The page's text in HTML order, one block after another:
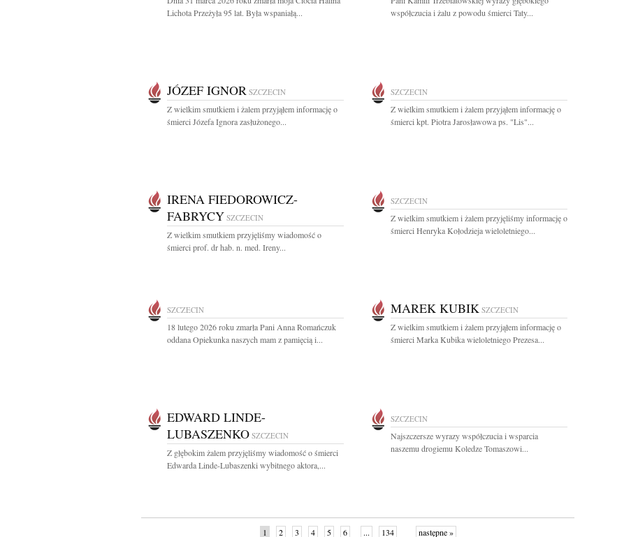
Lichota Przeżyła 95 lat. Była wspaniałą...
współczucia i żalu z powodu śmierci Taty...
JÓZEF IGNOR SZCZECIN
Z wielkim smutkiem i żalem przyjąłem informację o
śmierci Józefa Ignora zasłużonego...
SZCZECIN
Z wielkim smutkiem i żalem przyjąłem informację o
śmierci kpt. Piotra Jarosławowa ps. "Lis"...
IRENA FIEDOROWICZ-
FABRYCY SZCZECIN
Z wielkim smutkiem przyjęliśmy wiadomość o
śmierci prof. dr hab. n. med. Ireny...
SZCZECIN
Z wielkim smutkiem i żalem przyjęliśmy informację o
śmierci Henryka Kołodzieja wieloletniego...
SZCZECIN
18 lutego 2026 roku zmarła Pani Anna Romańczuk
oddana Opiekunka naszych mam z pamięcią i...
MAREK KUBIK SZCZECIN
Z wielkim smutkiem i żalem przyjąłem informację o
śmierci Marka Kubika wieloletniego Prezesa...
EDWARD LINDE-
LUBASZENKO SZCZECIN
Z głębokim żalem przyjęliśmy wiadomość o śmierci
Edwarda Linde-Lubaszenki wybitnego aktora,...
SZCZECIN
Najszczersze wyrazy współczucia i wsparcia
naszemu drogiemu Koledze Tomaszowi...
1 2 3 4 5 6 ... 134 następne »